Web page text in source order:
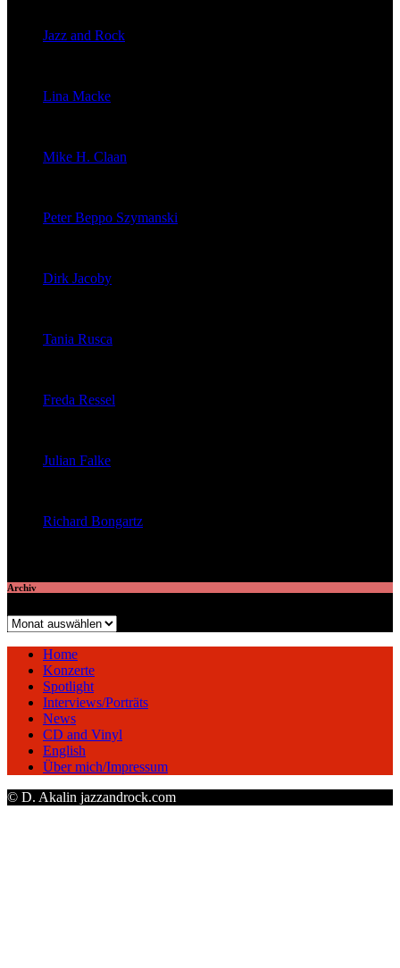
Jazz and Rock
Lina Macke
Mike H. Claan
Peter Beppo Szymanski
Dirk Jacoby
Tania Rusca
Freda Ressel
Julian Falke
Richard Bongartz
Archiv
Archiv
Home
Konzerte
Spotlight
Interviews/Porträts
News
CD and Vinyl
English
Über mich/Impressum
© D. Akalin jazzandrock.com